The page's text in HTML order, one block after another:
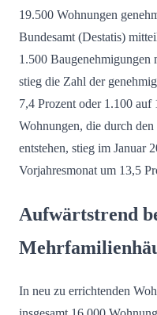
19.500 Wohnungen
Bundesamt (Destatis)
1.500 Baugenehmigungen
stieg die Zahl der
7,4 Prozent oder 1.100
Wohnungen, die durch
entstehen, stieg im Januar
Vorjahresmonat um 13,5
Aufwärtstrend
In neu zu errichtenden